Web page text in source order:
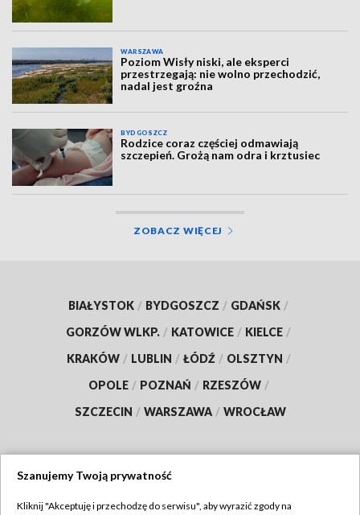
WARSZAWA
Poziom Wisły niski, ale eksperci
przestrzegają: nie wolno przechodzić,
nadal jest groźna
BYDGOSZCZ
Rodzice coraz częściej odmawiają
szczepień. Grożą nam odra i krztusiec
ZOBACZ WIĘCEJ
BIAŁYSTOK / BYDGOSZCZ / GDAŃSK /
GORZÓW WLKP. / KATOWICE / KIELCE /
KRAKÓW / LUBLIN / ŁÓDŹ / OLSZTYN /
OPOLE / POZNAŃ / RZESZÓW /
SZCZECIN / WARSZAWA / WROCŁAW
Szanujemy Twoją prywatność
Kliknij "Akceptuję i przechodzę do serwisu", aby wyrazić zgody na